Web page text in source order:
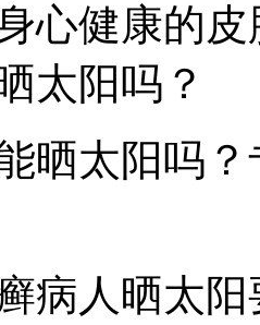
心健康的
太阳吗？
晒太阳吗
病人晒太